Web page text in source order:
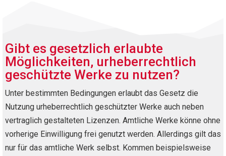
Gibt es gesetzlich erlaubte
Möglichkeiten, urheberrechtlich
geschützte Werke zu nutzen?
Unter bestimmten Bedingungen erlaubt das Gesetz die
Nutzung urheberrechtlich geschützter Werke auch neben
vertraglich gestalteten Lizenzen. Amtliche Werke könne ohne
vorherige Einwilligung frei genutzt werden. Allerdings gilt das
nur für das amtliche Werk selbst. Kommen beispielsweise